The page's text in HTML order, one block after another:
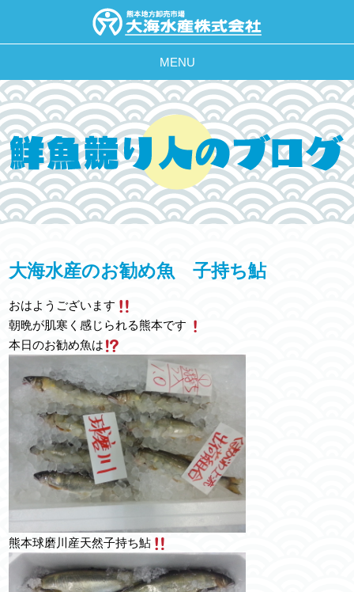
MENU
大海水産のお勧め魚 子持ち鮎
おはようございます
朝晩が肌寒く感じられる熊本です
本日のお勧め魚は
熊本球磨川産天然子持ち鮎